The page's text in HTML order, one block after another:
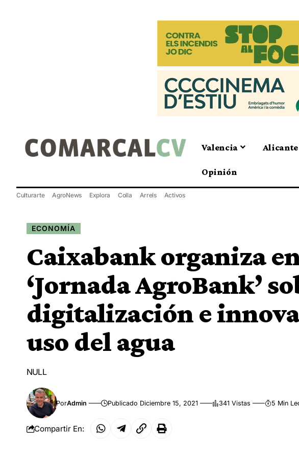
Valencia Alicante
Opinión
Culturarte AgroNews Explora Colla Arrels Activos
ECONOMÍA
Caixabank organiza
‘Jornada AgroBank’
digitalización e
uso del agua
NULL
PorAdmin Publicado Diciembre 15, 2021 341 Vistas 5 Min
Compartir En: